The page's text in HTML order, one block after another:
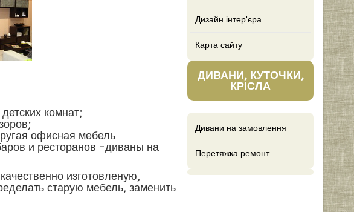
комнат;
офисная мебель
и ресторанов -диваны на
изготовленую,
старую мебель, заменить
Дизайн інтер'єра
Карта сайту
ДИВАНИ, КУТОЧКИ,
КРІСЛА
Дивани на замовлення
Перетяжка ремонт